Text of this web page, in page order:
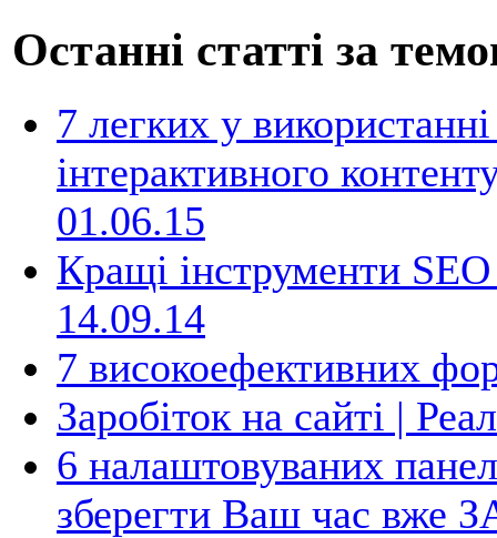
Останні статті за
7 легких у
інтерактивного
01.06.15
Кращі інструменти
14.09.14
7 високоефективних
Заробіток на сайті |
6 налаштовуваних
зберегти Ваш час вже